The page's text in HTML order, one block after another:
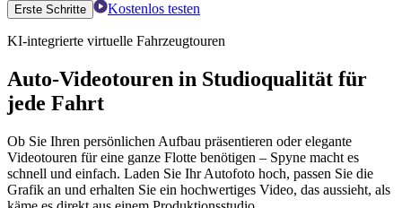
Erste Schritte Kostenlos testen
KI-integrierte virtuelle Fahrzeugtouren
Auto-Videotouren in Studioqualität für
jede Fahrt
Ob Sie Ihren persönlichen Aufbau präsentieren oder elegante
Videotouren für eine ganze Flotte benötigen – Spyne macht es
schnell und einfach. Laden Sie Ihr Autofoto hoch, passen Sie die
Grafik an und erhalten Sie ein hochwertiges Video, das aussieht, als